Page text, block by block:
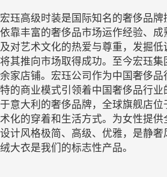
宏珏高级时装是国际知名的奢侈品牌
依靠丰富的奢侈品市场运作经验、成
及对艺术文化的热爱与尊重，发掘低
将其推向市场取得成功。至今宏珏
余家店铺。宏珏公司作为中国奢侈
特的商业模式引领着中国奢侈品行业
于意大利的奢侈品牌，全球旗舰店位
术化的穿着和生活方式。为女性提供
设计风格极简、高级、优雅，是静
绒大衣是我们的标志性产品。